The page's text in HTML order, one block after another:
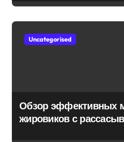
Uncategorised
Обзор эффективных
жировиков с